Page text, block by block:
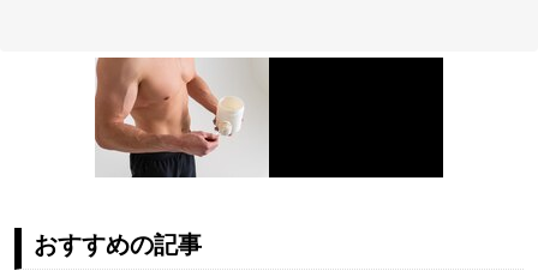
おすすめの記事